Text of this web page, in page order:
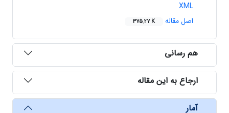
XML
اصل مقاله
375.27 K
هم رسانی
ارجاع به این مقاله
آمار